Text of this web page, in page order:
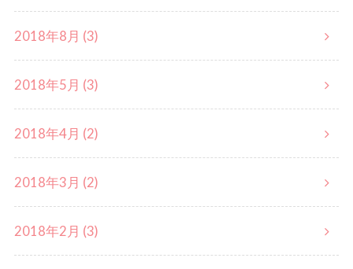
2018年8月 (3)
2018年5月 (3)
2018年4月 (2)
2018年3月 (2)
2018年2月 (3)